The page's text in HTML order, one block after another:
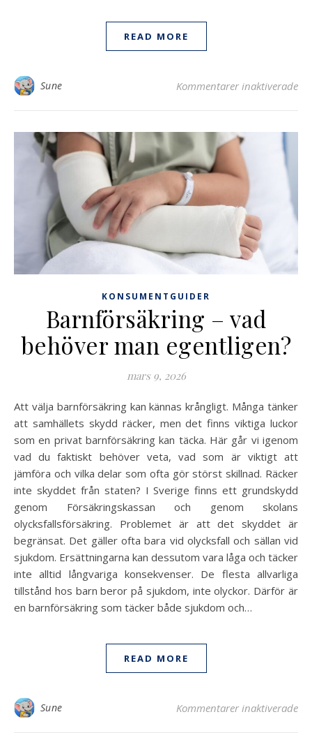
READ MORE
Sune Kommentarer inaktiverade
KONSUMENTGUIDER
Barnförsäkring – vad
behöver man egentligen?
mars 9, 2026
Att välja barnförsäkring kan kännas krångligt. Många tänker
att samhällets skydd räcker, men det finns viktiga luckor
som en privat barnförsäkring kan täcka. Här går vi igenom
vad du faktiskt behöver veta, vad som är viktigt att
jämföra och vilka delar som ofta gör störst skillnad. Räcker
inte skyddet från staten? I Sverige finns ett grundskydd
genom Försäkringskassan och genom skolans
olycksfallsförsäkring. Problemet är att det skyddet är
begränsat. Det gäller ofta bara vid olycksfall och sällan vid
sjukdom. Ersättningarna kan dessutom vara låga och täcker
inte alltid långvariga konsekvenser. De flesta allvarliga
tillstånd hos barn beror på sjukdom, inte olyckor. Därför är
en barnförsäkring som täcker både sjukdom och…
READ MORE
Sune Kommentarer inaktiveradeför